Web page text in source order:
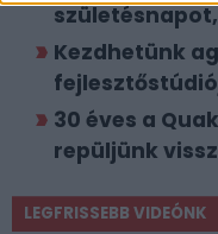
Kezdhetünk
30 éves a
repüljünk
LEGFRISSEBB VIDEÓNK